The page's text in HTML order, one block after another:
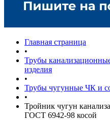
Главная страница
•
Трубы
изделия
•
Трубы чугунные ЧК и
•
Тройник чугун
ГОСТ 6942-98 косой